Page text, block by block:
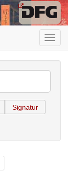
Signatur